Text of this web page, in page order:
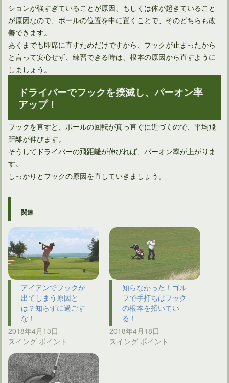
ションが強すぎていることが原因、もしくは体が起きていること
が原因なので、ボールの位置を中に置くことで、そのどちらも改
善できます。
あくまでも即席に直すためだけですから、フックが止まったから
と言って安心せず、練習できる時は、根本の原因から直すように
しましょう。
ドライバーでフックを撲滅し、パーオン率
アップ！
フックを直すと、ボールの回転が真っ直ぐに近づくので、平均飛
距離が伸びます。
そうしてドライバーの飛距離が伸びれば、パーオン率が上がりま
す。
しっかりとフックの原因を直していきましょう。
関連
アイアンでフックが
出てしまう原因と
は？知らずに過ごす
な！
2018年4月13日
スイング ポイント
知らなかった！ゴル
フで手打ちはフック
の根本を招いてい
る！
2018年4月18日
スイング ポイント